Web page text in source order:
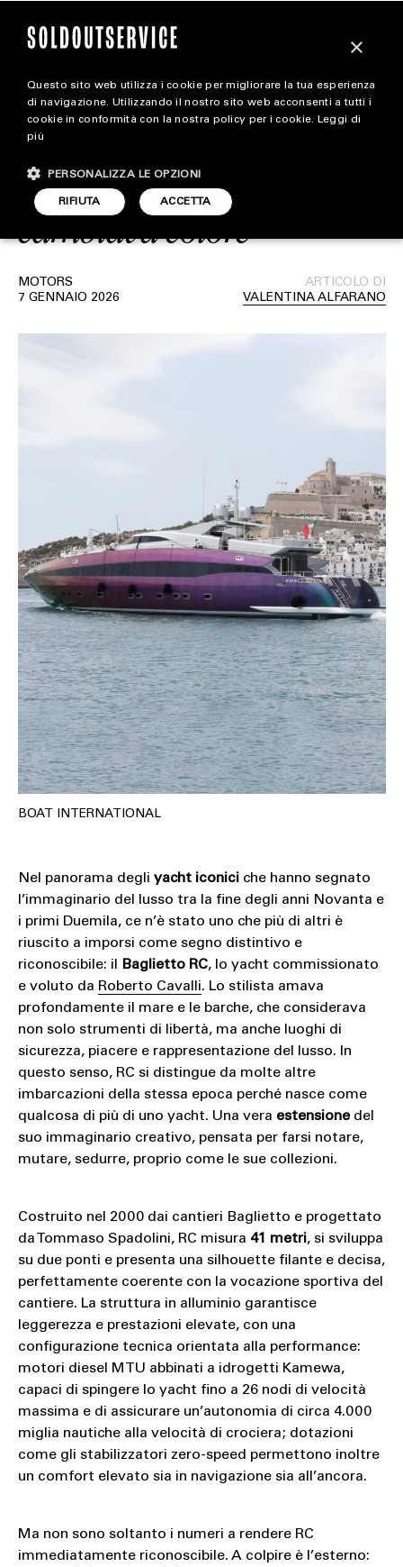
extra
ALL EXTRA
ART & DESIGN
CINEMA
TECH
TRAVEL
Baglietto RC, il
leggendario yacht di
Roberto Cavalli che
cambiava colore
MOTORS
7 GENNAIO 2026
ARTICOLO DI
VALENTINA ALFARANO
BOAT INTERNATIONAL
Nel panorama degli yacht iconici che hanno segnato
l’immaginario del lusso tra la fine degli anni Novanta e
i primi Duemila, ce n’è stato uno che più di altri è
riuscito a imporsi come segno distintivo e
riconoscibile: il Baglietto RC, lo yacht commissionato
e voluto da Roberto Cavalli. Lo stilista amava
profondamente il mare e le barche, che considerava
non solo strumenti di libertà, ma anche luoghi di
sicurezza, piacere e rappresentazione del lusso. In
questo senso, RC si distingue da molte altre
imbarcazioni della stessa epoca perché nasce come
qualcosa di più di uno yacht. Una vera estensione del
suo immaginario creativo, pensata per farsi notare,
mutare, sedurre, proprio come le sue collezioni.
Costruito nel 2000 dai cantieri Baglietto e progettato
da Tommaso Spadolini, RC misura 41 metri, si sviluppa
su due ponti e presenta una silhouette filante e decisa,
perfettamente coerente con la vocazione sportiva del
cantiere. La struttura in alluminio garantisce
leggerezza e prestazioni elevate, con una
configurazione tecnica orientata alla performance:
motori diesel MTU abbinati a idrogetti Kamewa,
capaci di spingere lo yacht fino a 26 nodi di velocità
massima e di assicurare un’autonomia di circa 4.000
miglia nautiche alla velocità di crociera; dotazioni
come gli stabilizzatori zero-speed permettono inoltre
un comfort elevato sia in navigazione sia all’ancora.
Ma non sono soltanto i numeri a rendere RC
immediatamente riconoscibile. A colpire è l’esterno:
×
Questo sito web utilizza i cookie per migliorare la tua esperienza
di navigazione. Utilizzando il nostro sito web acconsenti a tutti i
cookie in conformità con la nostra policy per i cookie. Leggi di
più
ACCETTA
RIFIUTA
PERSONALIZZA LE OPZIONI